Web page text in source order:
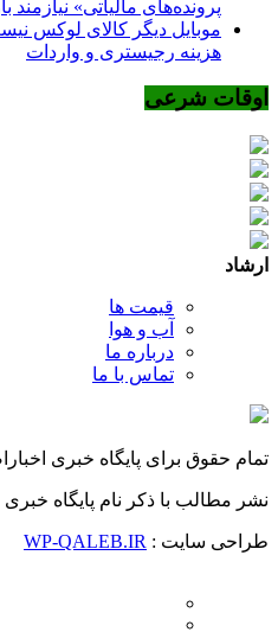
پرونده‌های مالیاتی»
موبایل دیگر کالای لوکس
هزینه رجیستری و واردات
اوقات شرعی
ارشاد
قیمت ها
آب و هوا
درباره ما
تماس با ما
تمام حقوق برای پایگاه خبری
نشر مطالب با ذکر نام پایگاه
طراحی سایت : WP-QALEB.IR